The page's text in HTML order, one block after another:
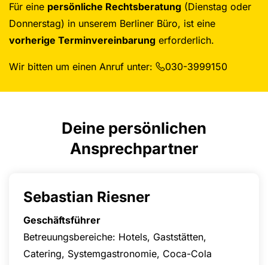
Für eine persönliche Rechtsberatung (Dienstag oder
Donnerstag) in unserem Berliner Büro, ist eine
vorherige Terminvereinbarung erforderlich.
Wir bitten um einen Anruf unter: 030-3999150
Deine persönlichen
Ansprechpartner
Sebastian Riesner
Geschäftsführer
Betreuungsbereiche: Hotels, Gaststätten,
Catering, Systemgastronomie, Coca-Cola